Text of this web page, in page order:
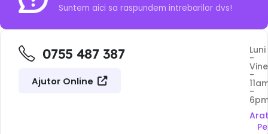
Suntem aici sa raspundem intrebarilor dvs!
0755 487 387
Ajutor Online
Luni
-
-
-
Pe